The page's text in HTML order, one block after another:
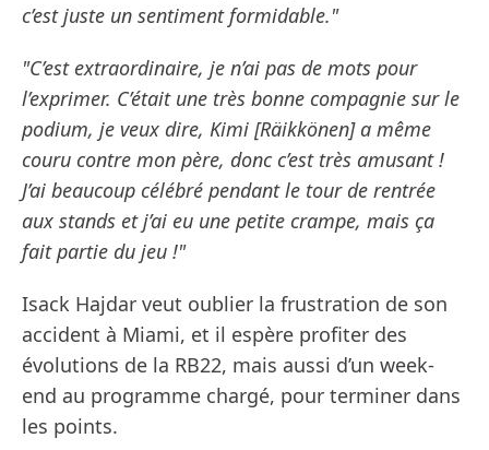
c’est juste un sentiment formidable."
"C’est extraordinaire, je n’ai pas de mots pour
l’exprimer. C’était une très bonne compagnie sur le
podium, je veux dire, Kimi [Räikkönen] a même
couru contre mon père, donc c’est très amusant !
J’ai beaucoup célébré pendant le tour de rentrée
aux stands et j’ai eu une petite crampe, mais ça
fait partie du jeu !"
Isack Hajdar veut oublier la frustration de son
accident à Miami, et il espère profiter des
évolutions de la RB22, mais aussi d’un week-
end au programme chargé, pour terminer dans
les points.